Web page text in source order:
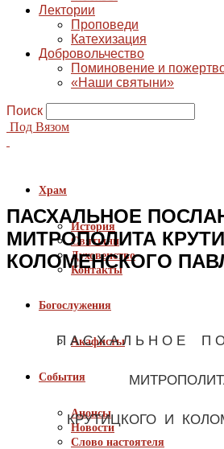
Лектории
Проповеди
Катехизация
Добровольчество
Поминовение и
«Наши святыни»
Поиск
Под Вязом
Храм
История
Святыни
Духовенство
Контакты
Богослужения
Акафисты
События
Анонсы
Новости
Слово настоятеля
ПАСХАЛЬНОЕ
МИТРОПОЛИТА
КОЛОМЕНСКОГО
П А С Х А Л Ь Н О Е П
КРУТИЦКОГО И